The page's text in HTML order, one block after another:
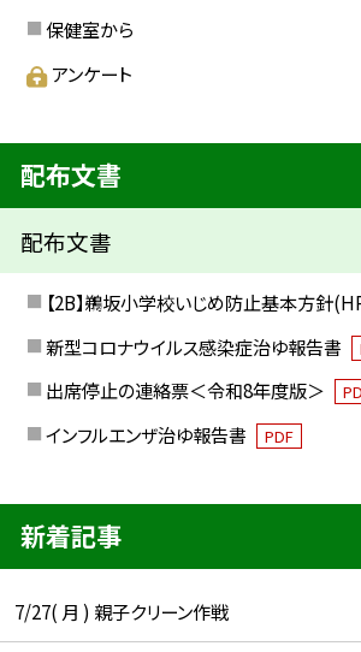
保健室から
アンケート
配布文書
配布文書
【2B】鵜坂小学校いじめ防止基本方針
新型コロナウイルス感染症治ゆ報告書
出席停止の連絡票＜令和8年度版＞
インフルエンザ治ゆ報告書 PDF
新着記事
7/27( 月 ) 親子クリーン作戦